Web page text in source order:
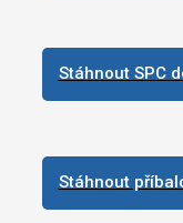
Stáhnout SPC
Stáhnout